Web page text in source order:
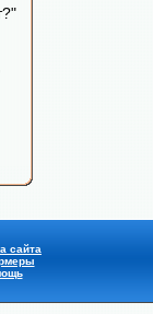
сайта